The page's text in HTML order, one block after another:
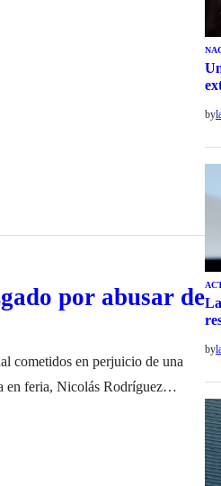
por abusar de
cometidos en perjuicio de una
en feria, Nicolás Rodríguez
de Juicio de ese distrito,…
by
by